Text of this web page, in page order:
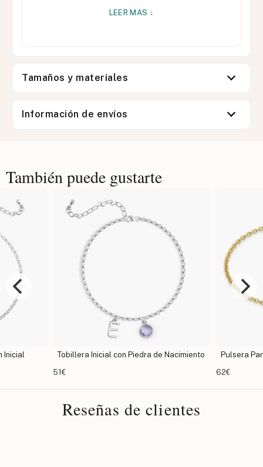
LEER MAS ↓
Tamaños y materiales
Información de envíos
También puede gustarte
Inicial
Tobillera Inicial con Piedra de Nacimiento
51€
Pulsera
62€
Reseñas de clientes